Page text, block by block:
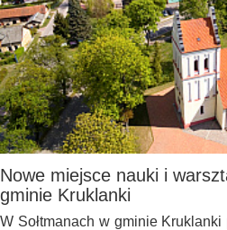
Nowe miejsce nauki i
gminie Kruklanki
W Sołtmanach w gminie